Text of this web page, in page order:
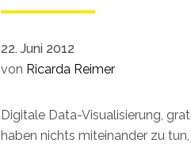
22. Juni 2012
von Ricarda Reimer
Digitale Data-Visualisierung,
haben nichts miteinander zu